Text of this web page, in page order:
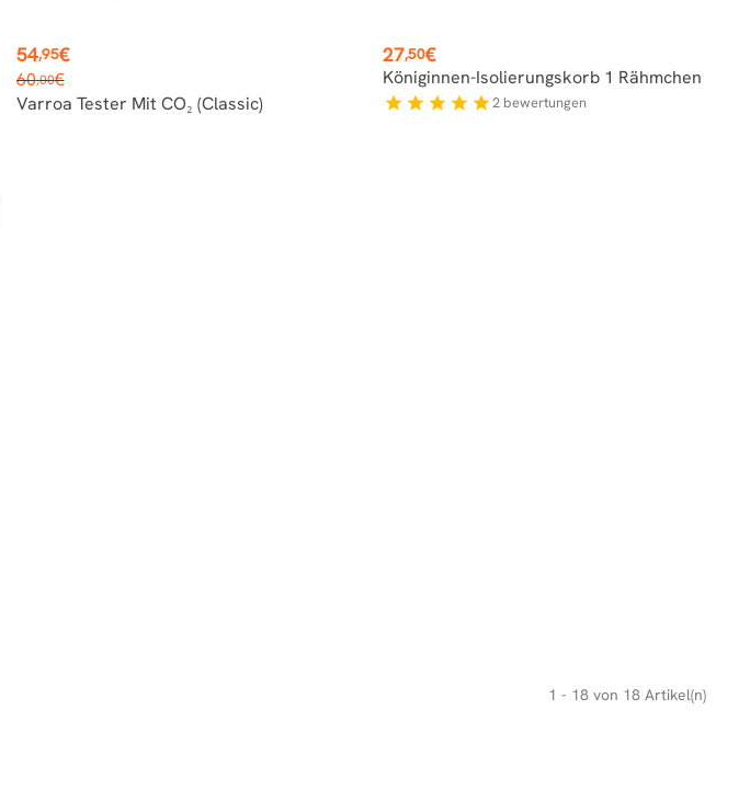
Preis
54,95€
Verkaufspreis
60,00€
Varroa Tester Mit CO₂ (Classic)
Preis
27,50€
Königinnen-Isolierungskorb 1 Rähmchen
star star star star star2 bewertungen
1 - 18 von 18 Artikel(n)